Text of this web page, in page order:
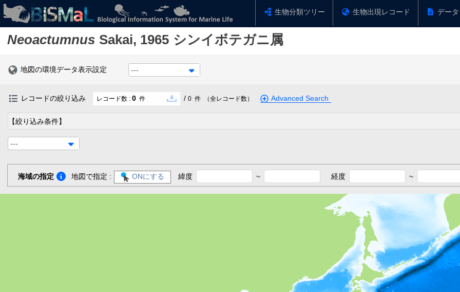
生物分類ツリー 生物出現レコード デー
Neoactumnus Sakai, 1965 シンイボテガニ属
地図の環境データ表示設定 ---
レコードの絞り込み レコード数 : 0 件 / 0 件 （全レコード数） Advanced Search
【絞り込み条件】
---
海域の指定 地図で指定 : ONにする 緯度 ~ 経度 ~